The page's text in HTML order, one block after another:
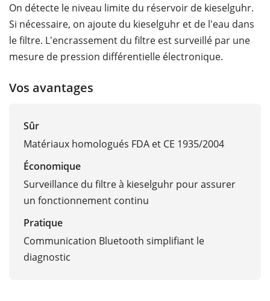
On détecte le niveau limite du réservoir de kieselguhr.
Si nécessaire, on ajoute du kieselguhr et de l'eau dans
le filtre. L'encrassement du filtre est surveillé par une
mesure de pression différentielle électronique.
Vos avantages
Sûr
Matériaux homologués FDA et CE 1935/2004
Économique
Surveillance du filtre à kieselguhr pour assurer
un fonctionnement continu
Pratique
Communication Bluetooth simplifiant le
diagnostic